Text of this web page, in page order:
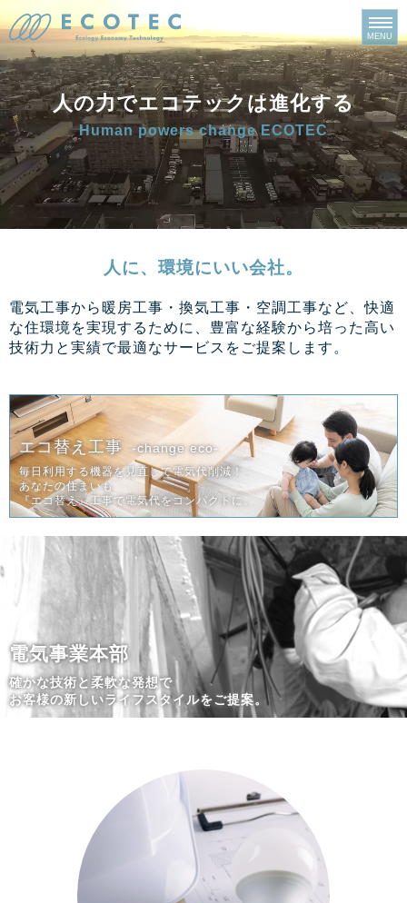
人の力でエコテックは進化する
Human powers change ECOTEC
人に、環境にいい会社。
電気工事から暖房工事・換気工事・空調工事など、快適
な住環境を実現するために、 豊富な経験から培った高い
技術力と実績で最適なサービスをご提案します。
エコ替え工事 -change eco-
毎日利用する機器を見直して電気代削減！
あなたの住まいも
『エコ替え』工事で電気代をコンパクトに。
電気事業本部
確かな技術と柔軟な発想で
お客様の新しいライフスタイルをご提案。